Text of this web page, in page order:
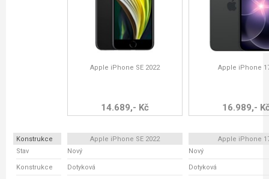
Apple iPhone SE 2022
14.689,- Kč
Apple iPhone
16.989,-
Konstrukce Apple iPhone SE 2022
Apple iPhone
Stav
Nový Nový
Konstrukce Dotyková Dotyková